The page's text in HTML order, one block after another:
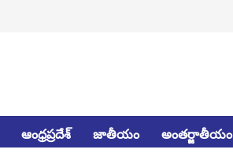
ఆంధ్రప్రదేశ్ జాతీయం అంతర్జాతీయం